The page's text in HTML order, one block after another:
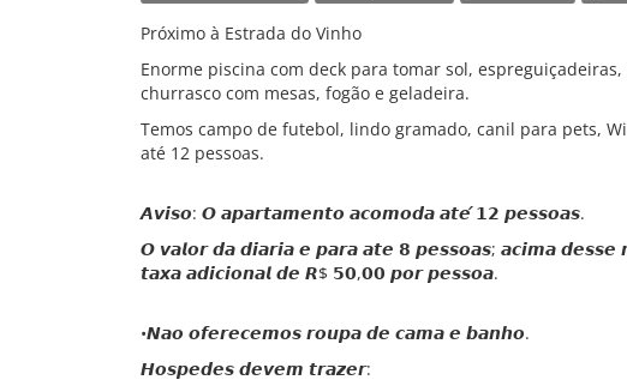
Próximo à Estrada do Vinho
Enorme piscina com deck para tomar sol,
churrasco com mesas, fogão e geladeira.
Temos campo de futebol, lindo gramado, canil para pets,
até 12 pessoas.
𝘼𝙫𝙞𝙨𝙤: 𝙊 𝙖𝙥𝙖𝙧𝙩𝙖𝙢𝙚𝙣𝙩𝙤 𝙖𝙘𝙤𝙢𝙤𝙙𝙖 𝙖𝙩𝙚́ 𝟭𝟮 𝙥𝙚𝙨𝙨𝙤𝙖𝙨.
𝙊 𝙫𝙖𝙡𝙤𝙧 𝙙𝙖 𝙙𝙞𝙖𝙧𝙞𝙖 𝙚 𝙥𝙖𝙧𝙖 𝙖𝙩𝙚 𝟴 𝙥𝙚𝙨𝙨𝙤𝙖𝙨; 𝙖𝙘𝙞𝙢𝙖
𝙩𝙖𝙭𝙖 𝙖𝙙𝙞𝙘𝙞𝙤𝙣𝙖𝙡 𝙙𝙚 𝙍$ 𝟱𝟬,𝟬𝟬 𝙥𝙤𝙧 𝙥𝙚𝙨𝙨𝙤𝙖.
•𝙉𝙖𝙤 𝙤𝙛𝙚𝙧𝙚𝙘𝙚𝙢𝙤𝙨 𝙧𝙤𝙪𝙥𝙖 𝙙𝙚 𝙘𝙖𝙢𝙖 𝙚 𝙗𝙖𝙣𝙝𝙤.
𝙃𝙤𝙨𝙥𝙚𝙙𝙚𝙨 𝙙𝙚𝙫𝙚𝙢 𝙩𝙧𝙖𝙯𝙚𝙧: